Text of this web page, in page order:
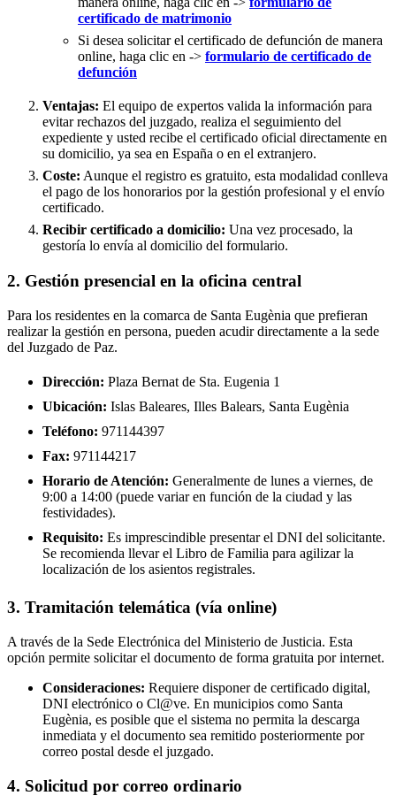
certificado de matrimonio
Si desea solicitar el certificado de defunción de manera
online, haga clic en -> formulario de certificado de
defunción
Ventajas: El equipo de expertos valida la información para
evitar rechazos del juzgado, realiza el seguimiento del
expediente y usted recibe el certificado oficial directamente en
su domicilio, ya sea en España o en el extranjero.
Coste: Aunque el registro es gratuito, esta modalidad conlleva
el pago de los honorarios por la gestión profesional y el envío
certificado.
Recibir certificado a domicilio: Una vez procesado, la
gestoría lo envía al domicilio del formulario.
2. Gestión presencial en la oficina central
Para los residentes en la comarca de Santa Eugènia que prefieran
realizar la gestión en persona, pueden acudir directamente a la sede
del Juzgado de Paz.
Dirección: Plaza Bernat de Sta. Eugenia 1
Ubicación: Islas Baleares, Illes Balears, Santa Eugènia
Teléfono: 971144397
Fax: 971144217
Horario de Atención: Generalmente de lunes a viernes, de
9:00 a 14:00 (puede variar en función de la ciudad y las
festividades).
Requisito: Es imprescindible presentar el DNI del solicitante.
Se recomienda llevar el Libro de Familia para agilizar la
localización de los asientos registrales.
3. Tramitación telemática (vía online)
A través de la Sede Electrónica del Ministerio de Justicia. Esta
opción permite solicitar el documento de forma gratuita por internet.
Consideraciones: Requiere disponer de certificado digital,
DNI electrónico o Cl@ve. En municipios como Santa
Eugènia, es posible que el sistema no permita la descarga
inmediata y el documento sea remitido posteriormente por
correo postal desde el juzgado.
4. Solicitud por correo ordinario